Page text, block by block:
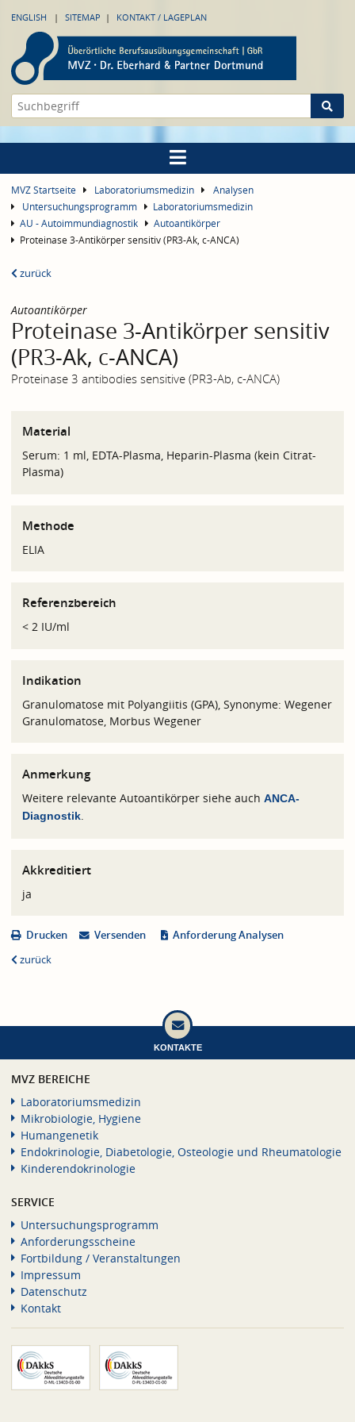
ENGLISH SITEMAP KONTAKT / LAGEPLAN
MVZ Startseite Laboratoriumsmedizin
Analysen
Untersuchungsprogramm
Laboratoriumsmedizin
AU - Autoimmundiagnostik
Autoantikörper
Proteinase 3-Antikörper sensitiv (PR3-Ak, c-ANCA)
zurück
Autoantikörper
Proteinase 3-Antikörper sensitiv
(PR3-Ak, c-ANCA)
Proteinase 3 antibodies sensitive (PR3-Ab, c-ANCA)
Material
Serum: 1 ml, EDTA-Plasma, Heparin-Plasma (kein Citrat-
Plasma)
Methode
ELIA
Referenzbereich
< 2 IU/ml
Indikation
Granulomatose mit Polyangiitis (GPA), Synonyme: Wegener
Granulomatose, Morbus Wegener
Anmerkung
Weitere relevante Autoantikörper siehe auch ANCA-
Diagnostik.
Akkreditiert
ja
Drucken Versenden
Anforderung Analysen
zurück
KONTAKTE
MVZ BEREICHE
Laboratoriumsmedizin
Mikrobiologie, Hygiene
Humangenetik
Endokrinologie, Diabetologie, Osteologie und Rheumatologie
Kinderendokrinologie
SERVICE
Untersuchungsprogramm
Anforderungsscheine
Fortbildung / Veranstaltungen
Impressum
Datenschutz
Kontakt